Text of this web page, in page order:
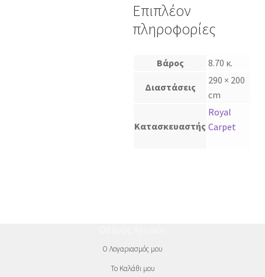
Επιπλέον
πληροφορίες
Βάρος 8.70 κ.
Διαστάσεις
290 × 200
cm
Κατασκευαστής
Royal
Carpet
Ο Λογαριασμός μου
Το Καλάθι μου